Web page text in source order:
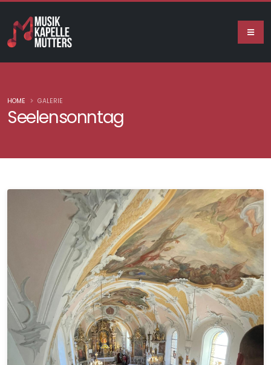
Seelensonntag
HOME GALERIE